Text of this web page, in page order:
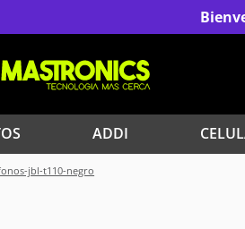
ADDI
jbl-t110-negro